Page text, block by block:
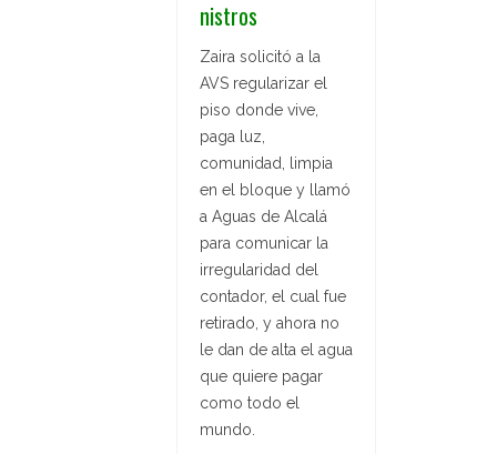
nistros
Zaira solicitó a la
AVS regularizar el
piso donde vive,
paga luz,
comunidad, limpia
en el bloque y llamó
a Aguas de Alcalá
para comunicar la
irregularidad del
contador, el cual fue
retirado, y ahora no
le dan de alta el agua
que quiere pagar
como todo el
mundo.